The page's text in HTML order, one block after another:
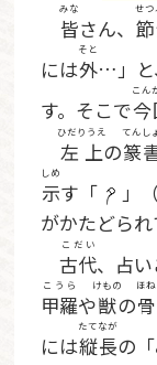
皆
みな
さん、
せつ
には外
そと
…」と
す。そこで今
こん
左上
ひだりうえ
の篆
てんし
示
しめ
す「 」
がかたどられ
古代
こだい
、占
甲羅
こうら
や獣
けもの
の骨
ほね
には縦長
たてなが
の